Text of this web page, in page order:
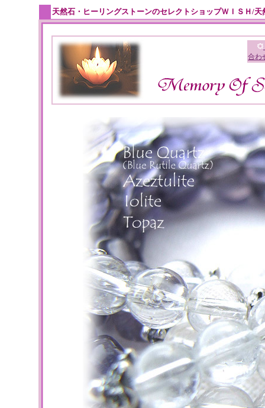
天然石・ヒーリングストーンのセレクトショップＷＩＳＨ/
合わ